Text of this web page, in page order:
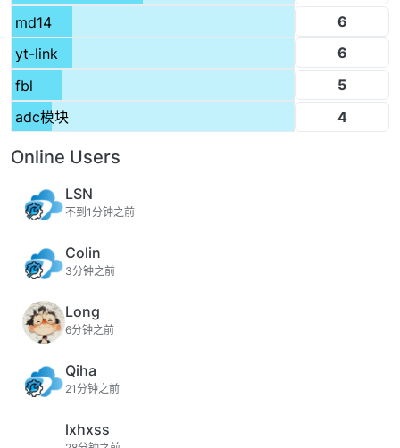
md14
6
yt-link
6
fbl
5
adc模块
4
Online Users
LSN
不到1分钟之前
Colin
3分钟之前
Long
6分钟之前
Qiha
21分钟之前
lxhxss